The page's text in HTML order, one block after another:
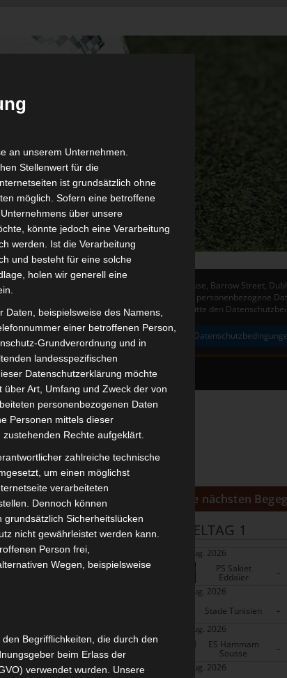
Adsense (Google Ireland Limited, Gordon House, Barrow Street,
Zustimmung. Es werden seitens Google Adsense personenbezogene
Welche Daten genau entnehmen Sie bitte den
✓ Erlauben
sportive d’El Omrane (JSO)
sportive d’El
(JSO)
Die nächsten
SPIELTAG 1
22 Aug. 2026
PS Sakiet
Eddaïer -
22 Aug. 2026
Stade Tunisien
-
22 Aug. 2026
ES Hammam
Sousse -
22 Aug. 2026
an unserem Unternehmen.
Stellenwert für die
ist grundsätzlich ohne
möglich. Sofern eine betroffene
über unsere
könnte jedoch eine Verarbeitung
werden. Ist die Verarbeitung
und besteht für eine solche
holen wir generell eine
beispielsweise des Namens,
einer betroffenen Person,
Grundverordnung und in
landesspezifischen
Datenschutzerklärung möchte
Art, Umfang und Zweck der von
personenbezogenen Daten
Personen mittels dieser
Rechte aufgeklärt.
zahlreiche technische
um einen möglichst
verarbeiteten
Dennoch können
Sicherheitslücken
nicht gewährleistet werden kann.
Person frei,
Wegen, beispielsweise
Begrifflichkeiten, die durch den
beim Erlass der
verwendet wurden. Unsere